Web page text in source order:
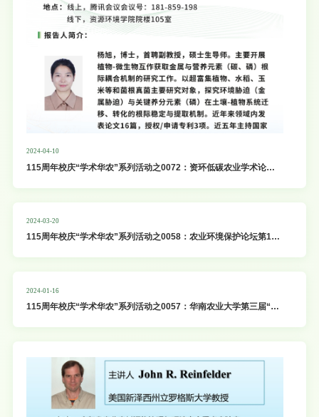
2024-04-10
115周年校庆“学术华农”系列活动之0072：资环低碳农业学术论坛
2024-03-20
115周年校庆“学术华农”系列活动之0058：农业环境保护论坛第16
2024-01-16
115周年校庆“学术华农”系列活动之0057：华南农业大学第三届“紫